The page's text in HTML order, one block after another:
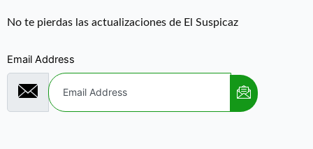
No te pierdas las actualizaciones de El Suspicaz
Email Address